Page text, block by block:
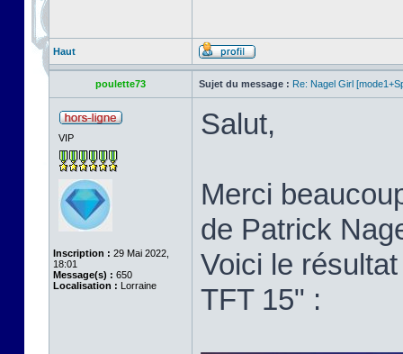
Haut
poulette73 Sujet du message : Re: Nagel Girl
VIP
Inscription : 29 Mai 2022,
18:01
Message(s) : 650
Localisation : Lorraine
Salut,
Merci
de Patrick
Voici le
TFT 15" :